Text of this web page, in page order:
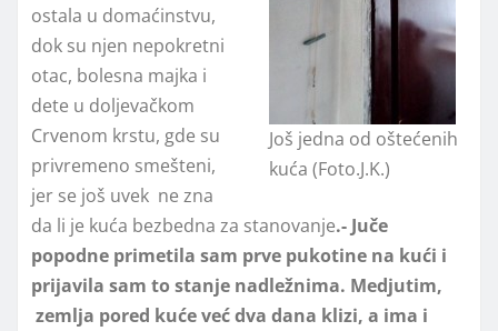
Još jedna od oštećenih
kuća (Foto.J.K.)
ostala u domaćinstvu,
dok su njen nepokretni
otac, bolesna majka i
dete u doljevačkom
Crvenom krstu, gde su
privremeno smešteni,
jer se još uvek ne zna
da li je kuća bezbedna za stanovanje.- Juče
popodne primetila sam prve pukotine na kući i
prijavila sam to stanje nadležnima. Medjutim,
zemlja pored kuće već dva dana klizi, a ima i